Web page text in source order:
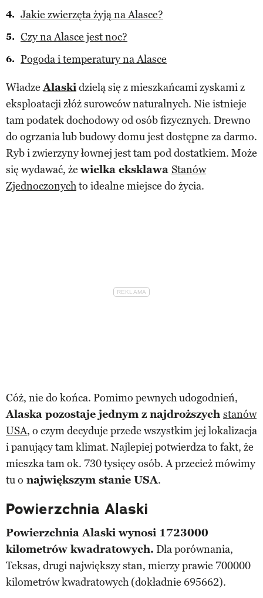
Jakie zwierzęta żyją na Alasce?
Czy na Alasce jest noc?
Pogoda i temperatury na Alasce
WładzeAlaskidzielą się z mieszkańcami zyskami z
eksploatacji złóż surowców naturalnych. Nie istnieje
tam podatek dochodowy od osób fizycznych. Drewno
do ogrzania lub budowy domu jest dostępne za darmo.
Ryb i zwierzyny łownej jest tam pod dostatkiem. Może
się wydawać, że wielka eksklawa Stanów
Zjednoczonychto idealne miejsce do życia.
Cóż, nie do końca. Pomimo pewnych udogodnień,
Alaska pozostaje jednym z najdroższych stanów
USA, o czym decyduje przede wszystkim jej lokalizacja
i panujący tam klimat. Najlepiej potwierdza to fakt, że
mieszka tam ok. 730 tysięcy osób. A przecież mówimy
tu o największym stanie USA.
Powierzchnia Alaski
Powierzchnia Alaski wynosi 1723000
kilometrów kwadratowych. Dla porównania,
Teksas, drugi największy stan, mierzy prawie 700000
kilometrów kwadratowych (dokładnie 695662).